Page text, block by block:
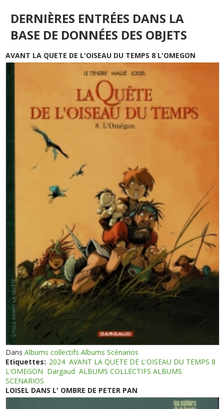
DERNIÈRES ENTRÉES DANS LA
BASE DE DONNÉES DES OBJETS
AVANT LA QUETE DE L'OISEAU DU TEMPS 8 L'OMEGON
DansAlbums collectifs Albums Scénarios
Etiquettes: 2024 AVANT LA QUETE DE L'OISEAU DU TEMPS 8
L'OMEGON Dargaud ALBUMS COLLECTIFS ALBUMS
SCENARIOS
LOISEL DANS L' OMBRE DE PETER PAN